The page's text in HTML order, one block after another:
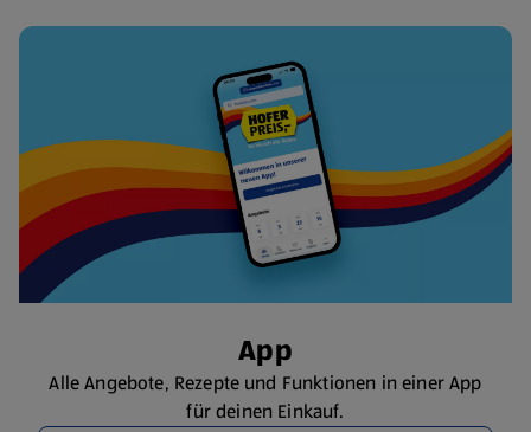
App
Alle Angebote, Rezepte und Funktionen in einer App
für deinen Einkauf.